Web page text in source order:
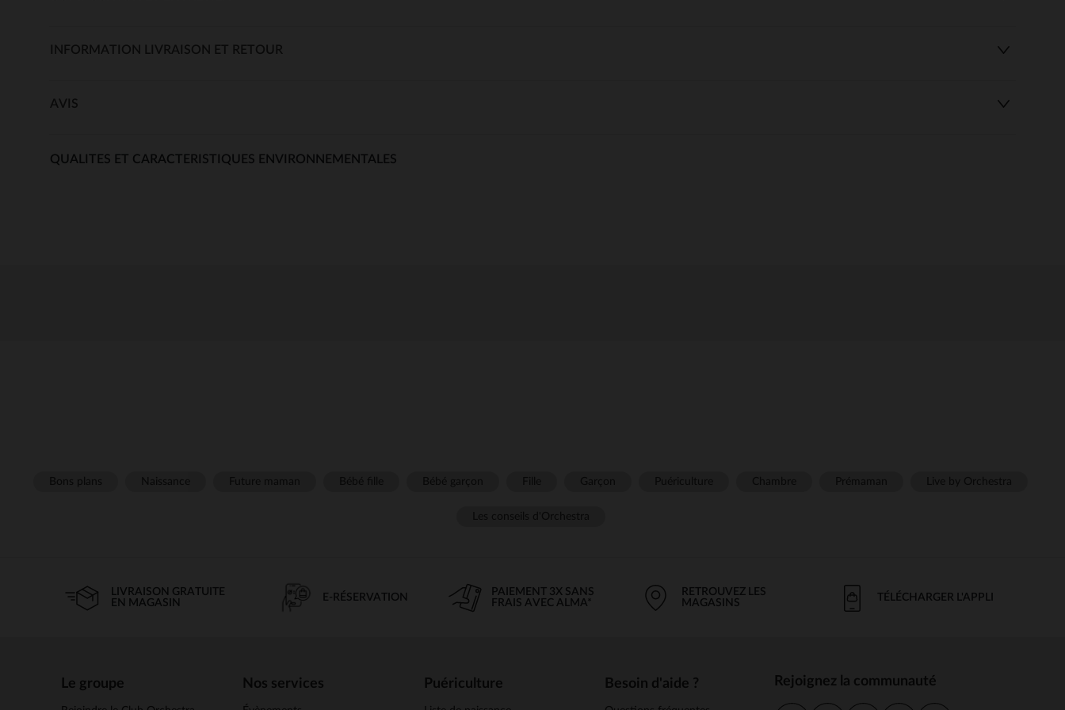
INFORMATION LIVRAISON ET RETOUR
AVIS
QUALITES ET CARACTERISTIQUES ENVIRONNEMENTALES
LIVRAISON GRATUITE
EN MAGASIN
E-RÉSERVATION
PAIEMENT 3X SANS
FRAIS AVEC ALMA*
RETROUVEZ LES
MAGASINS
TÉLÉCHARGER L'APPLI
Le groupe Nos services Puériculture Besoin d'aide ? Rejoignez la communauté